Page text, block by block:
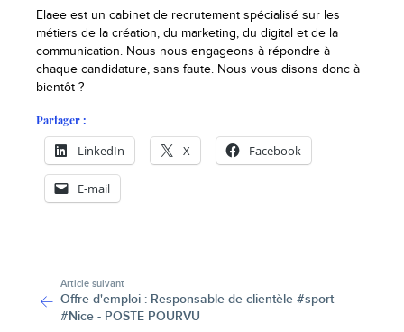
Elaee est un cabinet de recrutement spécialisé sur les
métiers de la création, du marketing, du digital et de la
communication. Nous nous engageons à répondre à
chaque candidature, sans faute. Nous vous disons donc à
bientôt ?
Partager :
LinkedIn X Facebook
E-mail
Article suivant
Offre d'emploi : Responsable de clientèle #sport
#Nice - POSTE POURVU